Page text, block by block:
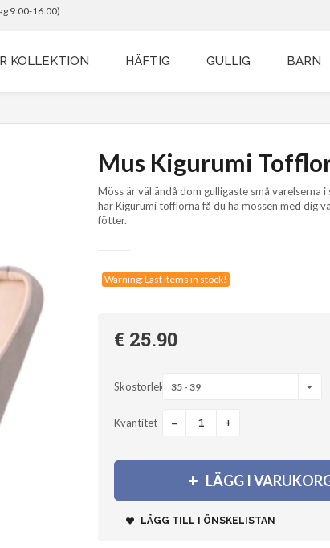
9:00-16:00)
KOLLEKTION HÄFTIG GULLIG BARN
Mus Kigurumi
Möss är väl ändå dom gulligaste små varelserna i
här Kigurumi tofflorna få du ha mössen med dig
fötter.
Warning: Last items in stock!
€ 25.90
Skostorlek 35 - 39
Kvantitet - +
LÄGG I
LÄGG TILL I ÖNSKELISTAN